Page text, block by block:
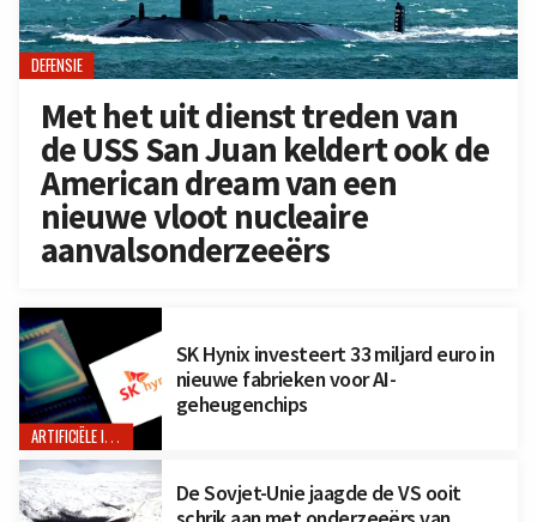
DEFENSIE
Met het uit dienst treden van
de USS San Juan keldert ook de
American dream van een
nieuwe vloot nucleaire
aanvalsonderzeeërs
ARTIFICIËLE INTELLIGENTIE
SK Hynix investeert 33 miljard euro in
nieuwe fabrieken voor AI-
geheugenchips
De Sovjet-Unie jaagde de VS ooit